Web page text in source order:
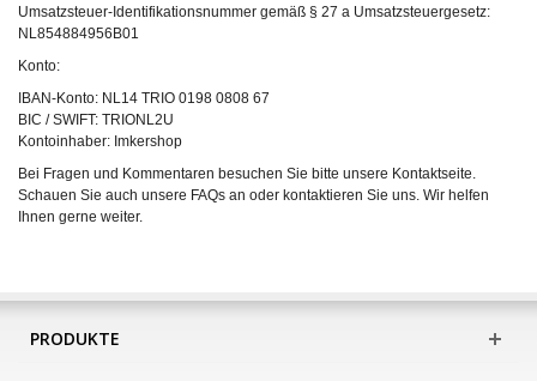
Umsatzsteuer-Identifikationsnummer gemäß § 27 a Umsatzsteuergesetz:
NL854884956B01
Konto:
IBAN-Konto: NL14 TRIO 0198 0808 67
BIC / SWIFT: TRIONL2U
Kontoinhaber: Imkershop
Bei Fragen und Kommentaren besuchen Sie bitte unsere Kontaktseite.
Schauen Sie auch unsere FAQs an oder kontaktieren Sie uns. Wir helfen
Ihnen gerne weiter.
PRODUKTE